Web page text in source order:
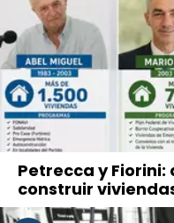
Petrecca y Fiorini:
construir